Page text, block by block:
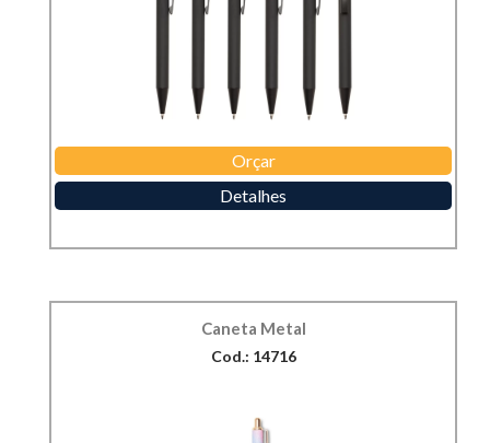
Orçar
Detalhes
Caneta Metal
Cod.: 14716